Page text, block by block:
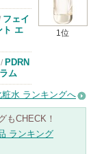
1位
フェイ
ト エ
/ PDRN
ム
粧水 ランキングへ
もCHECK！
ランキング